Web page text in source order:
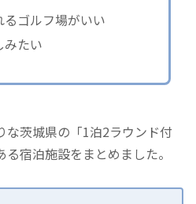
ゴルフ場がいい
みたい
な茨城県の「1泊2ラウンド付
宿泊施設をまとめました。